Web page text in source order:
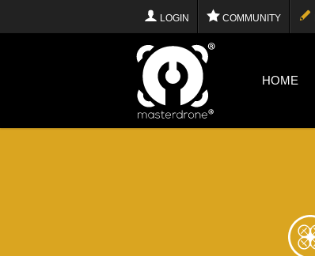
LOGIN COMMUNITY
HOME